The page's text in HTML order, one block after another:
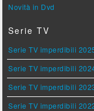
Novità in Dvd
Serie TV
Serie TV imperdibili
Serie TV imperdibili
Serie TV imperdibili
Serie TV imperdibili